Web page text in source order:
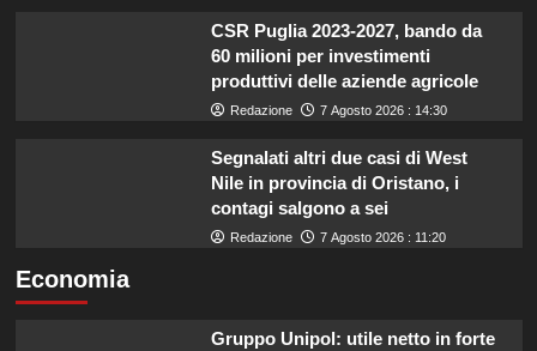
CSR Puglia 2023-2027, bando da
60 milioni per investimenti
produttivi delle aziende agricole
Redazione 7 Agosto 2026 : 14:30
Segnalati altri due casi di West
Nile in provincia di Oristano, i
contagi salgono a sei
Redazione 7 Agosto 2026 : 11:20
Economia
Gruppo Unipol: utile netto in forte